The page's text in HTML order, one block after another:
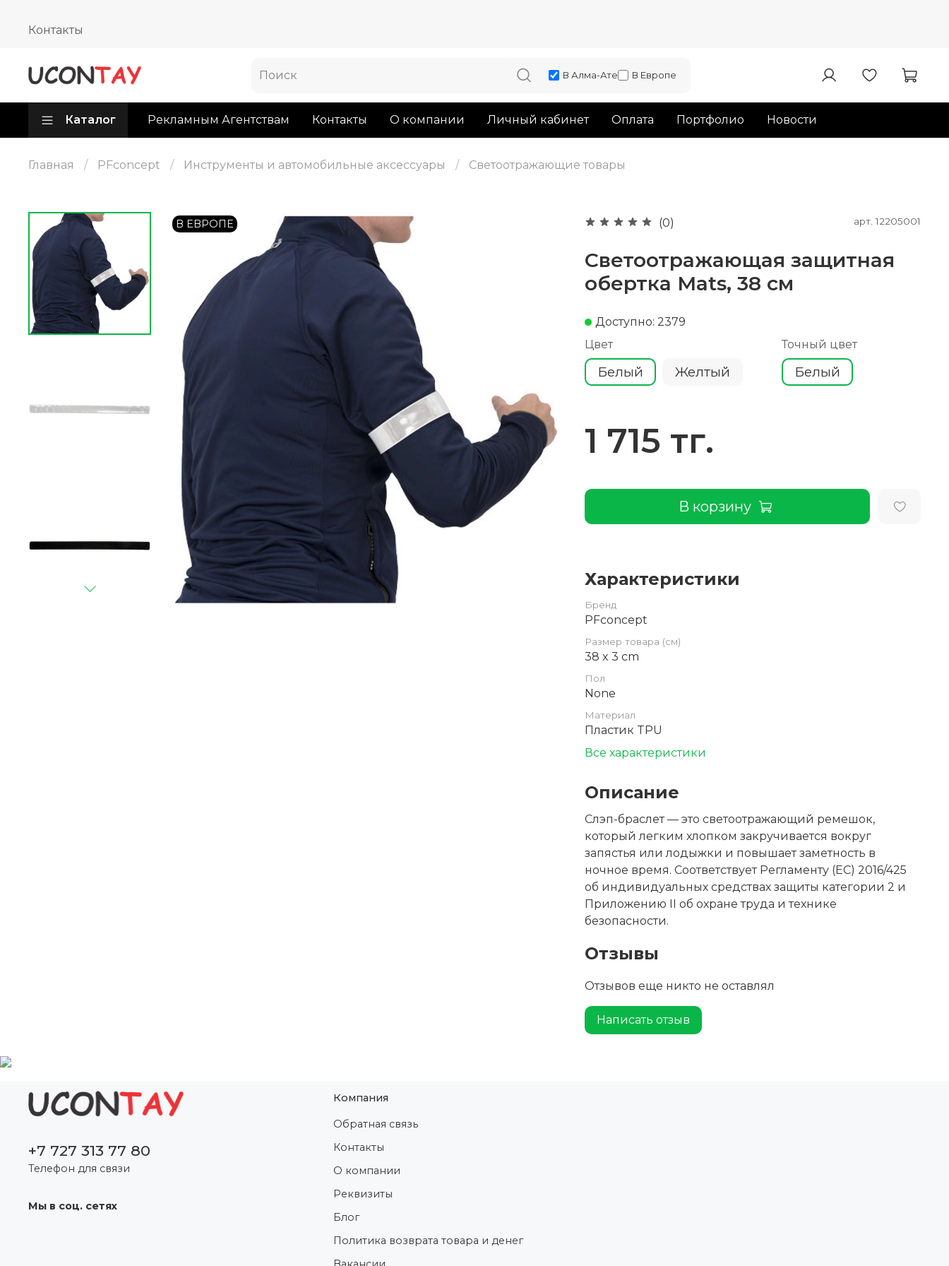
Контакты
В Алма-Ате В Европе
Каталог Рекламным Агентствам Контакты О компании Личный кабинет Оплата Портфолио Новости
Главная PFconcept Инструменты и автомобильные аксессуары Светоотражающие товары
В ЕВРОПЕ (0) арт.12205001
Светоотражающая защитная
обертка Mats, 38 см
Доступно: 2379
Цвет
Белый Желтый
Точный цвет
Белый
1 715 тг.
В корзину
Характеристики
Бренд
PFconcept
Размер товара (см)
38 x 3 cm
Пол
None
Материал
Пластик TPU
Все характеристики
Описание
Слэп-браслет — это светоотражающий ремешок,
который легким хлопком закручивается вокруг
запястья или лодыжки и повышает заметность в
ночное время. Соответствует Регламенту (ЕС) 2016/425
об индивидуальных средствах защиты категории 2 и
Приложению II об охране труда и технике
безопасности.
Отзывы
Отзывов еще никто не оставлял
Написать отзыв
Компания
Обратная связь
Контакты
О компании
Реквизиты
Блог
Политика возврата товара и денег
+7 727 313 77 80
Телефон для связи
Мы в соц. сетях